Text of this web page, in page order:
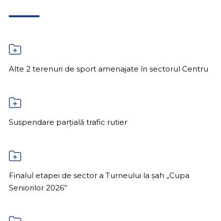
Alte 2 terenuri de sport amenajate în sectorul Centru
Suspendare parțială trafic rutier
Finalul etapei de sector a Turneului la șah „Cupa
Seniorilor 2026”